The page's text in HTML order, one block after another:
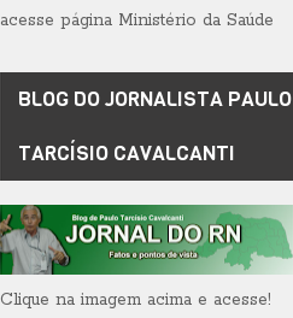
acesse página Ministério da Saúde
BLOG DO JORNALISTA PAULO
TARCÍSIO CAVALCANTI
Clique na imagem acima e acesse!